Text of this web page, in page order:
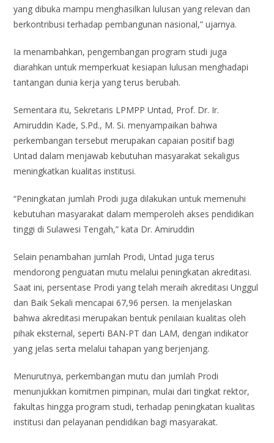
yang dibuka mampu menghasilkan lulusan yang relevan dan
berkontribusi terhadap pembangunan nasional,” ujarnya.
Ia menambahkan, pengembangan program studi juga
diarahkan untuk memperkuat kesiapan lulusan menghadapi
tantangan dunia kerja yang terus berubah.
Sementara itu, Sekretaris LPMPP Untad, Prof. Dr. Ir.
Amiruddin Kade, S.Pd., M. Si. menyampaikan bahwa
perkembangan tersebut merupakan capaian positif bagi
Untad dalam menjawab kebutuhan masyarakat sekaligus
meningkatkan kualitas institusi.
“Peningkatan jumlah Prodi juga dilakukan untuk memenuhi
kebutuhan masyarakat dalam memperoleh akses pendidikan
tinggi di Sulawesi Tengah,” kata Dr. Amiruddin
Selain penambahan jumlah Prodi, Untad juga terus
mendorong penguatan mutu melalui peningkatan akreditasi.
Saat ini, persentase Prodi yang telah meraih akreditasi Unggul
dan Baik Sekali mencapai 67,96 persen. Ia menjelaskan
bahwa akreditasi merupakan bentuk penilaian kualitas oleh
pihak eksternal, seperti BAN-PT dan LAM, dengan indikator
yang jelas serta melalui tahapan yang berjenjang.
Menurutnya, perkembangan mutu dan jumlah Prodi
menunjukkan komitmen pimpinan, mulai dari tingkat rektor,
fakultas hingga program studi, terhadap peningkatan kualitas
institusi dan pelayanan pendidikan bagi masyarakat.